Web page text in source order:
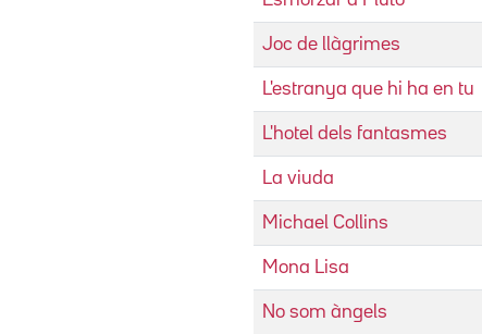
Joc de llàgrimes
L'estranya que hi ha en tu
L'hotel dels fantasmes
La viuda
Michael Collins
Mona Lisa
No som àngels